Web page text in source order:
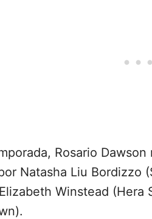
Rosario
Natasha Liu Bordizzo
Winstead (Hera